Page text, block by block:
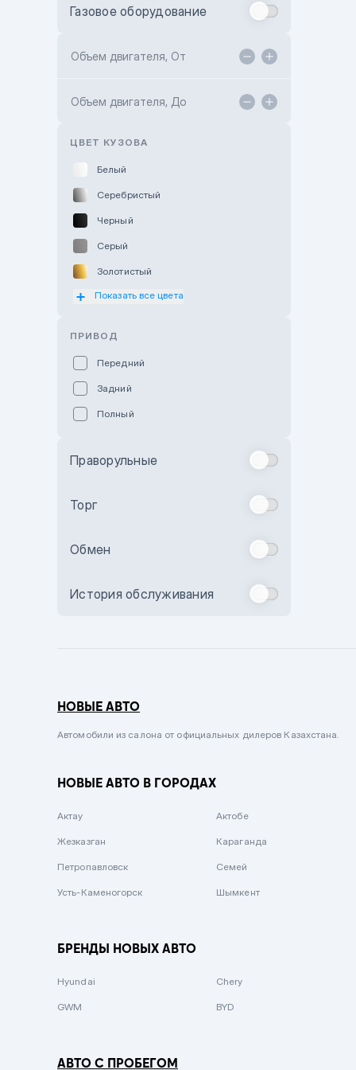
Toyota Kokshetau
Hyundai ShymCity
Газовое оборудование
Объем двигателя, От
Объем двигателя, До
ЦВЕТ КУЗОВА
Белый
Серебристый
Черный
Серый
Золотистый
Оранжевый
Бежевый
Комбинированный
Сиреневый металлик
Вишневый
Зеленый металлик
Показать все цвета
ПРИВОД
Передний
Задний
Полный
Праворульные
Торг
Обмен
История обслуживания
НОВЫЕ АВТО
Автомобили из салона от официальных дилеров Казахстана.
НОВЫЕ АВТО В ГОРОДАХ
Актау Актобе
Жезказган Караганда
Петропавловск Семей
Усть-Каменогорск Шымкент
БРЕНДЫ НОВЫХ АВТО
Hyundai Chery
GWM BYD
АВТО С ПРОБЕГОМ